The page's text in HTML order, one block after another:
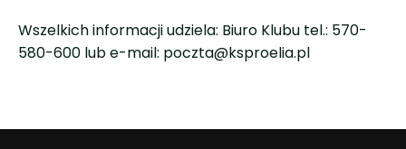
Wszelkich informacji udziela: Biuro Klubu tel.: 570-
580-600 lub e-mail: poczta@ksproelia.pl